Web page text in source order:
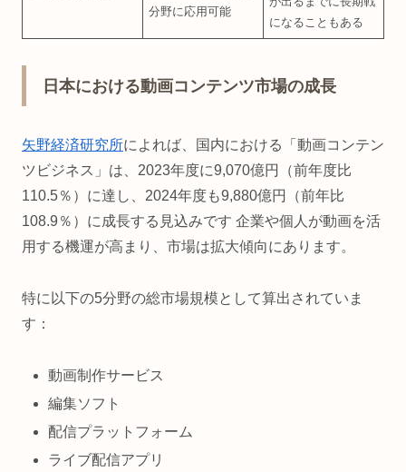
分野に応用可能
になることもある
日本における動画コンテンツ市場の成長
矢野経済研究所によれば、国内における「動画コンテン
ツビジネス」は、2023年度に9,070億円（前年度比
110.5％）に達し、2024年度も9,880億円（前年比
108.9％）に成長する見込みです 企業や個人が動画を活
用する機運が高まり、市場は拡大傾向にあります。
特に以下の5分野の総市場規模として算出されていま
す：
動画制作サービス
編集ソフト
配信プラットフォーム
ライブ配信アプリ